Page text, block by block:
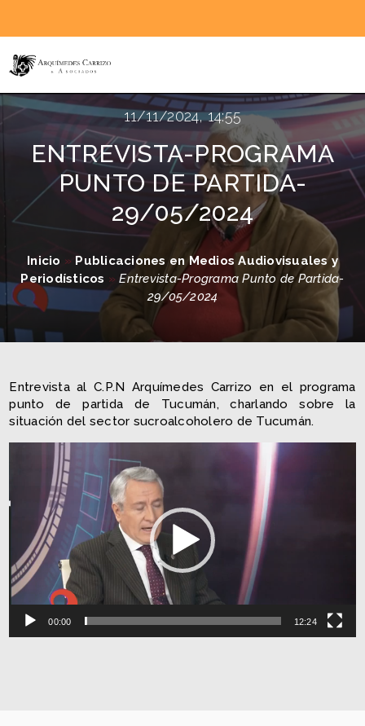
11/11/2024, 14:55
ENTREVISTA-PROGRAMA
PUNTO DE PARTIDA-
29/05/2024
Inicio » Publicaciones en Medios Audiovisuales y
Periodísticos »Entrevista-Programa Punto de Partida-
29/05/2024
Entrevista al C.P.N Arquímedes Carrizo en el programa
punto de partida de Tucumán, charlando sobre la
situación del sector sucroalcoholero de Tucumán.
Reproductor
00:00 12:24